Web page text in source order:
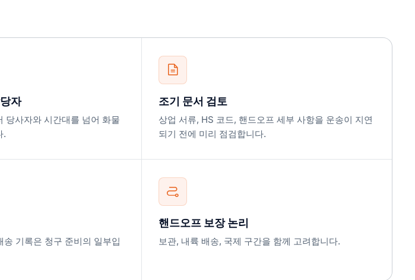
자
당사자와 시간대를 넘어 화물
.
조기 문서 검토
상업 서류, HS 코드, 핸드오프 세부 사항을 운송이 지연
되기 전에 미리 점검합니다.
송 기록은 청구 준비의 일부입
핸드오프 보장 논리
보관, 내륙 배송, 국제 구간을 함께 고려합니다.